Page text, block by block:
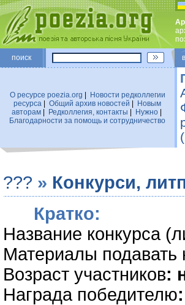
поиск
О ресурсе poezia.org
Новости редколлегии
ресурса
Общий архив новостей
Новым
авторам| Редколлегия, контакты Нужно|
Благодарности за помощь и сотрудничество
??? » Конкурси,
Кратко:
Название конкурса
Материалы подавать
Возраст участников:
Награда победителю